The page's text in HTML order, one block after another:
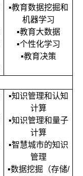
▪教育数据挖掘和
机器学习
▪教育大数据
▪个性化学习
▪教育决策
▪知识管理和认知
计算
▪知识管理和量子
计算
▪智慧城市的知识
管理
▪数据挖掘（存储/